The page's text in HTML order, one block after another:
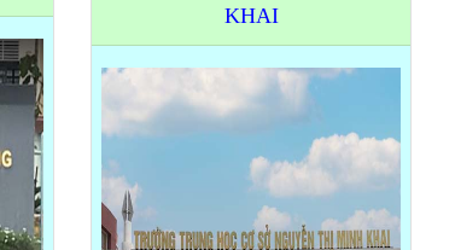
KHAI